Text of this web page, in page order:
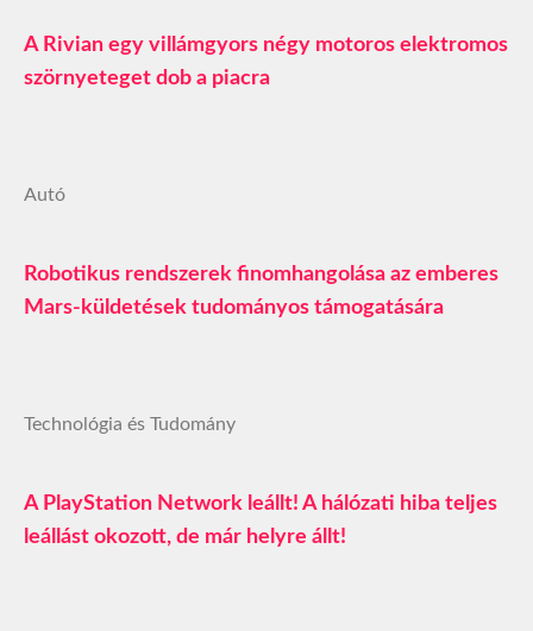
A Rivian egy villámgyors négy motoros elektromos
szörnyeteget dob a piacra
Autó
Robotikus rendszerek finomhangolása az emberes
Mars-küldetések tudományos támogatására
Technológia és Tudomány
A PlayStation Network leállt! A hálózati hiba teljes
leállást okozott, de már helyre állt!